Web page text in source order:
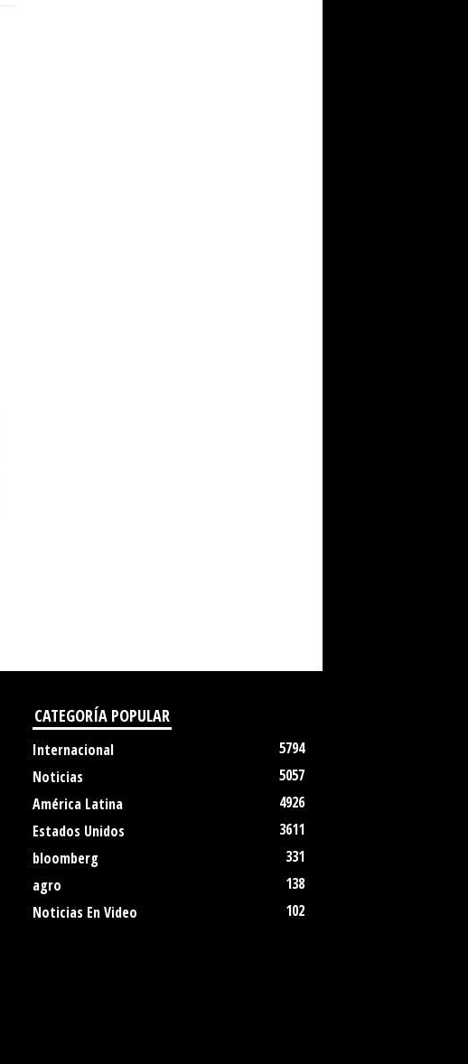
CATEGORÍA POPULAR
Internacional
5794
Noticias
5057
América Latina
4926
Estados Unidos
3611
bloomberg
331
agro
138
Noticias En Video
102